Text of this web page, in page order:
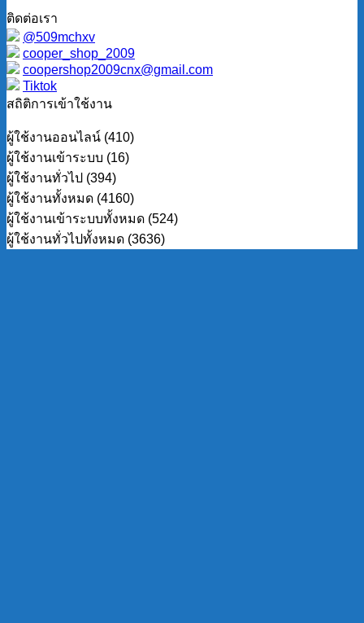
ติดต่อเรา
@509mchxv
cooper_shop_2009
coopershop2009cnx@gmail.com
Tiktok
สถิติการเข้าใช้งาน
ผู้ใช้งานออนไลน์ (410)
ผู้ใช้งานเข้าระบบ (16)
ผู้ใช้งานทั่วไป (394)
ผู้ใช้งานทั้งหมด (4160)
ผู้ใช้งานเข้าระบบทั้งหมด (524)
ผู้ใช้งานทั่วไปทั้งหมด (3636)